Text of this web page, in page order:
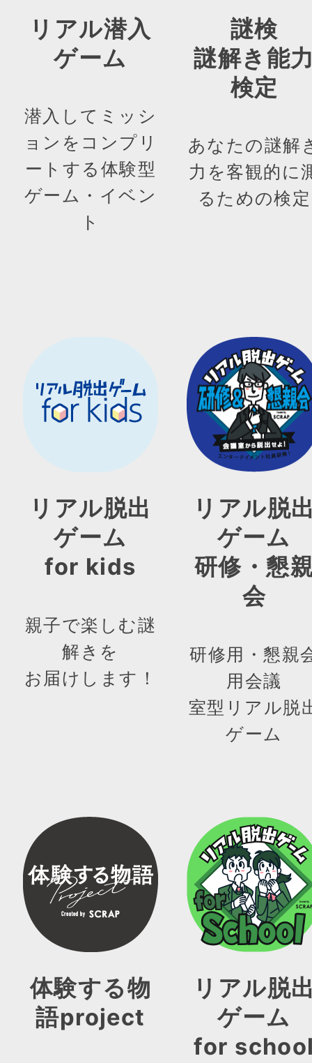
リアル潜入
ゲーム
潜入してミッシ
ョンをコンプリ
ートする体験型
ゲーム・イベン
ト
謎検
謎解き能
検定
あなたの謎解
力を客観的に
るための検定
リアル脱出
ゲーム
for kids
親子で楽しむ謎
解きを
お届けします！
リアル脱
ゲーム
研修・懇
会
研修用・懇親
用会議
室型リアル脱
ゲーム
体験する物
語project
リアル脱
ゲーム
for